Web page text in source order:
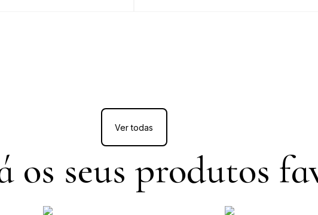
Ver todas
os seus produtos